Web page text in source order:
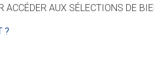
ACCÉDER AUX SÉLECTIONS DE
?